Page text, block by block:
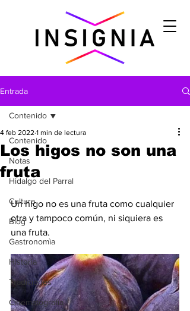
Entrada
Contenido
Notas
Hidalgo del Parral
Cultura
Blog
Gastronomìa
Historia
Tradiciones
Cinematografía
Contenido
Los higos no son una
fruta
4 feb 2022 1 min de lectura
Un higo no es una fruta como cualquier
otra y tampoco común, ni siquiera es
una fruta.